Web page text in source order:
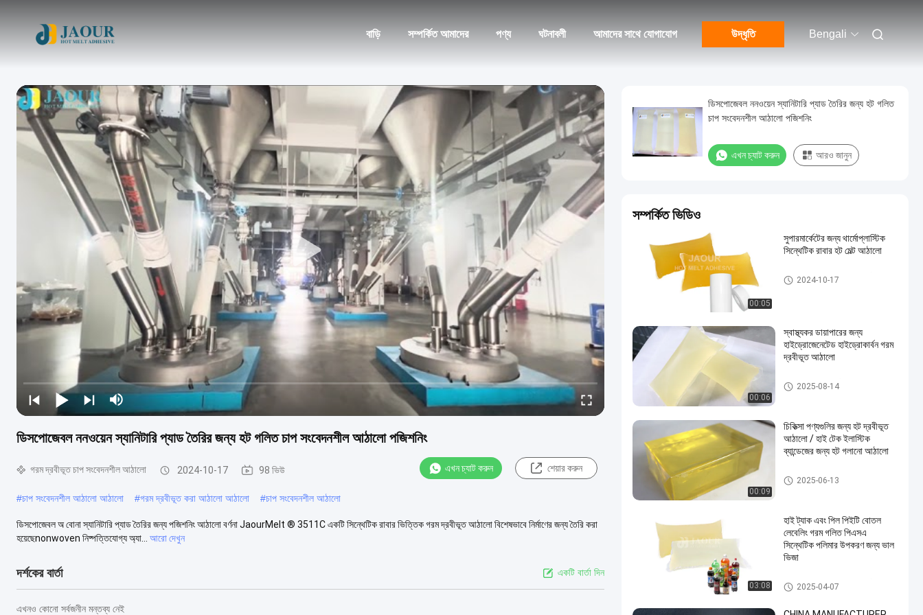
বাড়ি সম্পর্কিত আমাদের পণ্য ঘটনাবলী আমাদের সাথে যোগাযোগ উদ্ধৃতি Bengali
ডিসপোজেবল ননওয়েন স্যানিটারি প্যাড তৈরির জন্য হট গলিত চাপ সংবেদনশীল আঠালো পজিশনিং
গরম দ্রবীভূত চাপ সংবেদনশীল আঠালো 2024-10-17 98 ভিউ এখন চ্যাট করুন শেয়ার করুন
#চাপ সংবেদনশীল আঠালো আঠালো #গরম দ্রবীভূত করা আঠালো আঠালো #চাপ সংবেদনশীল আঠালো
ডিসপোজেবল অ বোনা স্যানিটারি প্যাড তৈরির জন্য পজিশনিং আঠালো বর্ণনা JaourMelt ® 3511C একটি সিন্থেটিক রাবার ভিত্তিক গরম দ্রবীভূত আঠালো বিশেষভাবে নির্মাণের জন্য তৈরি করা
হয়েছেnonwoven নিষ্পত্তিযোগ্য অ্যা...
আরো দেখুন
দর্শকের বার্তা একটি বার্তা দিন
এখনও কোনো সর্বজনীন মন্তব্য নেই
ডিসপোজেবল ননওয়েন স্যানিটারি প্যাড তৈরির জন্য হট গলিত
চাপ সংবেদনশীল আঠালো পজিশনিং
এখন চ্যাট করুন আরও জানুন
সম্পর্কিত ভিডিও
00:05
সুপারমার্কেটের জন্য থার্মোপ্লাস্টিক
সিন্থেটিক রাবার হট মেল্ট আঠালো
গরম দ্রবীভূত চাপ সংবেদনশীল আঠালো
2024-10-17
00:06
স্বাস্থ্যকর ডায়াপারের জন্য
হাইড্রোজেনেটেড হাইড্রোকার্বন গরম
দ্রবীভূত আঠালো
গরম দ্রবীভূত করা আঠালো
2025-08-14
00:09
চিকিত্সা পণ্যগুলির জন্য হট দ্রবীভূত
আঠালো / হাই টেক ইলাস্টিক
ব্যান্ডেজের জন্য হট গলানো আঠালো
মেডিকেল পণ্যগুলির জন্য হট দ্রবীভূত আ
ঠালো
2025-06-13
03:08
হাই ট্যাক এবং পিল পিইটি বোতল
লেবেলিং গরম গলিত পিএসএ
সিন্থেটিক পলিমার উপকরণ জন্য ভাল
ভিজা
গরম দ্রবীভূত চাপ সংবেদনশীল আঠালো
2025-04-07